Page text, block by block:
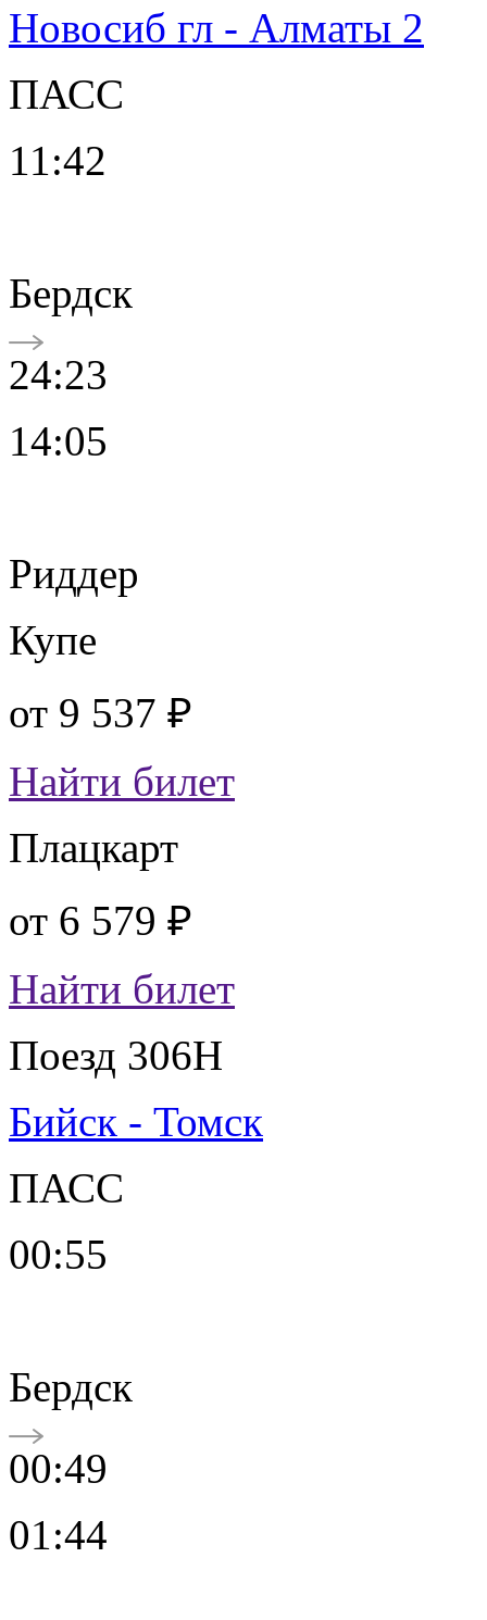
Новосиб гл - Алматы 2
ПАСС
11:42
Бердск
24:23
14:05
Риддер
Купе
от 9 537 ₽
Найти билет
Плацкарт
от 6 579 ₽
Найти билет
Поезд 306Н
Бийск - Томск
ПАСС
00:55
Бердск
00:49
01:44